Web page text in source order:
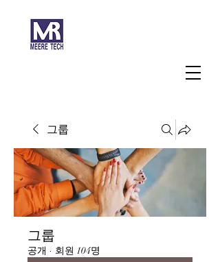
그룹
그룹
공개 · 회원 104명